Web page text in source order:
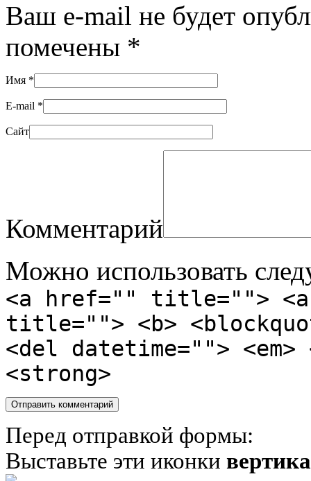
Ваш e-mail не будет
помечены *
Имя *
E-mail *
Сайт
Комментарий
Можно использовать
<a href="" title="">
title=""> <b>
<del datetime="">
<strong>
Перед отправкой формы:
Выставьте эти иконки